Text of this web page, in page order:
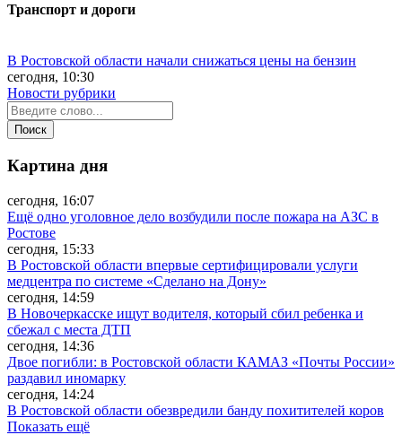
Транспорт и дороги
В Ростовской области начали снижаться цены на бензин
сегодня, 10:30
Новости рубрики
Картина дня
сегодня, 16:07
Ещё одно уголовное дело возбудили после пожара на АЗС в
Ростове
сегодня, 15:33
В Ростовской области впервые сертифицировали услуги
медцентра по системе «Сделано на Дону»
сегодня, 14:59
В Новочеркасске ищут водителя, который сбил ребенка и
сбежал с места ДТП
сегодня, 14:36
Двое погибли: в Ростовской области КАМАЗ «Почты России»
раздавил иномарку
сегодня, 14:24
В Ростовской области обезвредили банду похитителей коров
Показать ещё